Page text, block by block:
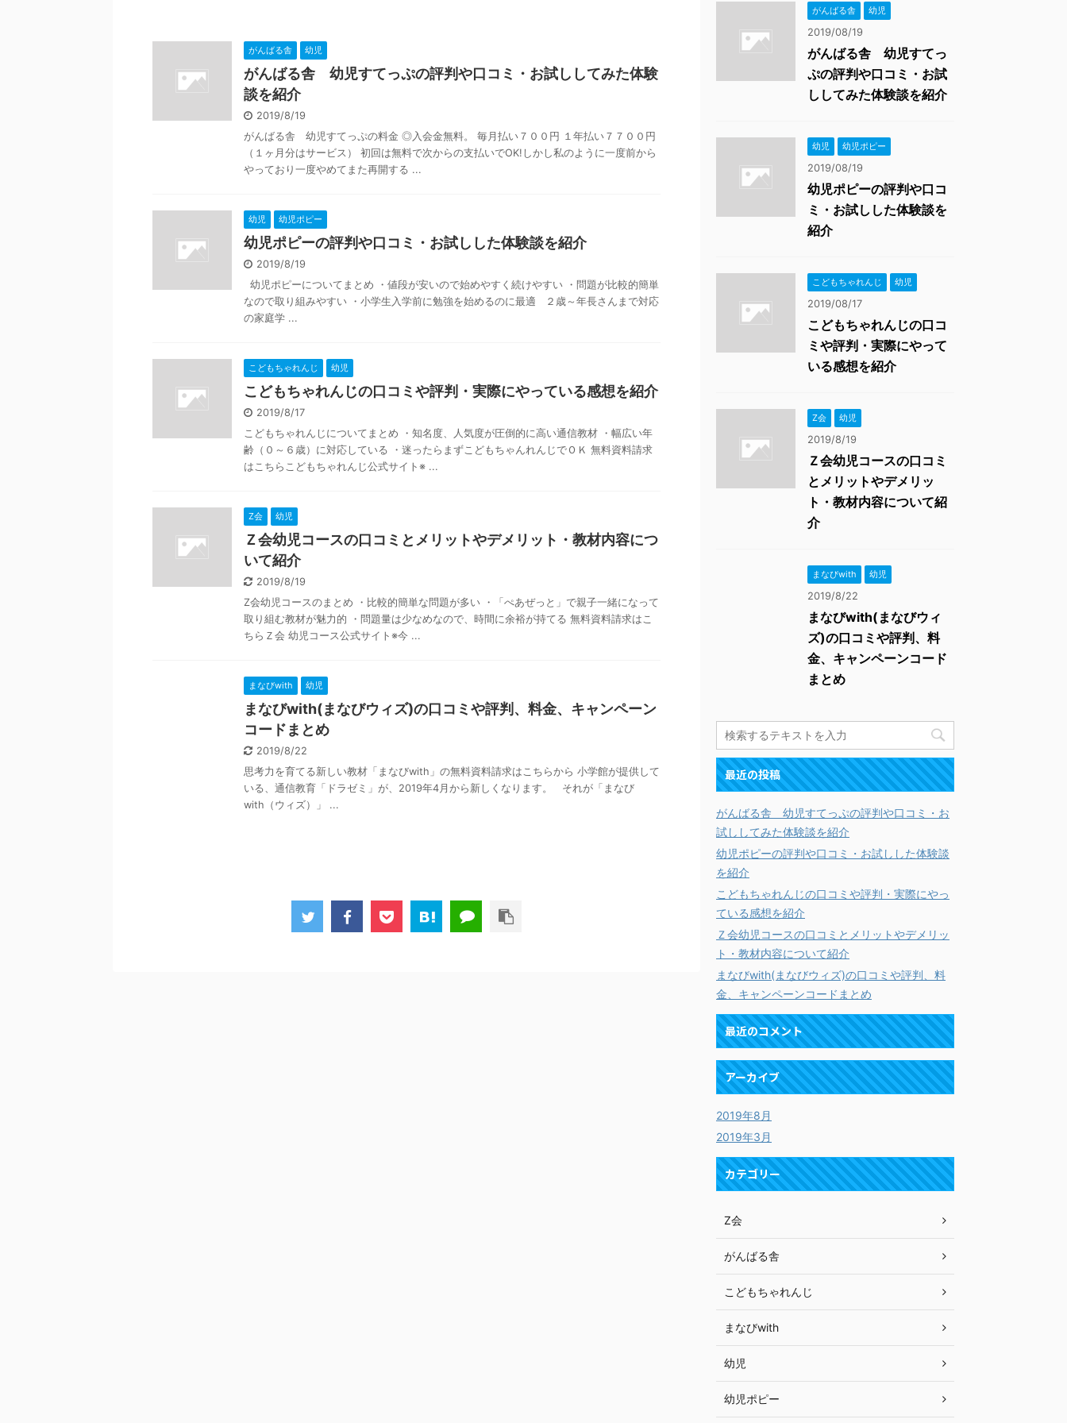
がんばる舎 幼児
がんばる舎 幼児すてっぷの評判や口コミ・お試ししてみた体験
談を紹介
2019/8/19
がんばる舎 幼児すてっぷの料金 ◎入会金無料。 毎月払い７００円 １年払い７７００円
（１ヶ月分はサービス） 初回は無料で次からの支払いでOK!しかし私のように一度前から
やっており一度やめてまた再開する ...
幼児 幼児ポピー
幼児ポピーの評判や口コミ・お試しした体験談を紹介
2019/8/19
幼児ポピーについてまとめ ・値段が安いので始めやすく続けやすい ・問題が比較的簡単
なので取り組みやすい ・小学生入学前に勉強を始めるのに最適 ２歳～年長さんまで対応
の家庭学 ...
こどもちゃれんじ 幼児
こどもちゃれんじの口コミや評判・実際にやっている感想を紹介
2019/8/17
こどもちゃれんじについてまとめ ・知名度、人気度が圧倒的に高い通信教材 ・幅広い年
齢（０～６歳）に対応している ・迷ったらまずこどもちゃんれんじでＯＫ 無料資料請求
はこちらこどもちゃれんじ公式サイト※ ...
Z会 幼児
Ｚ会幼児コースの口コミとメリットやデメリット・教材内容につ
いて紹介
2019/8/19
Z会幼児コースのまとめ ・比較的簡単な問題が多い ・「ぺあぜっと」で親子一緒になって
取り組む教材が魅力的 ・問題量は少なめなので、時間に余裕が持てる 無料資料請求はこ
ちらＺ会 幼児コース公式サイト※今 ...
まなびwith 幼児
まなびwith(まなびウィズ)の口コミや評判、料金、キャンペーン
コードまとめ
2019/8/22
思考力を育てる新しい教材「まなびwith」の無料資料請求はこちらから 小学館が提供して
いる、通信教育「ドラゼミ」が、2019年4月から新しくなります。 それが「まなび
with（ウィズ）」 ...
がんばる舎 幼児
2019/08/19
がんばる舎 幼児すてっ
ぷの評判や口コミ・お試
ししてみた体験談を紹介
幼児 幼児ポピー
2019/08/19
幼児ポピーの評判や口コ
ミ・お試しした体験談を
紹介
こどもちゃれんじ 幼児
2019/08/17
こどもちゃれんじの口コ
ミや評判・実際にやって
いる感想を紹介
Z会 幼児
2019/8/19
Ｚ会幼児コースの口コミ
とメリットやデメリッ
ト・教材内容について紹
介
まなびwith 幼児
2019/8/22
まなびwith(まなびウィ
ズ)の口コミや評判、料
金、キャンペーンコード
まとめ
最近の投稿
がんばる舎 幼児すてっぷの評判や口コミ・お
試ししてみた体験談を紹介
幼児ポピーの評判や口コミ・お試しした体験談
を紹介
こどもちゃれんじの口コミや評判・実際にやっ
ている感想を紹介
Ｚ会幼児コースの口コミとメリットやデメリッ
ト・教材内容について紹介
まなびwith(まなびウィズ)の口コミや評判、料
金、キャンペーンコードまとめ
最近のコメント
アーカイブ
2019年8月
2019年3月
カテゴリー
Z会
がんばる舎
こどもちゃれんじ
まなびwith
幼児
幼児ポピー